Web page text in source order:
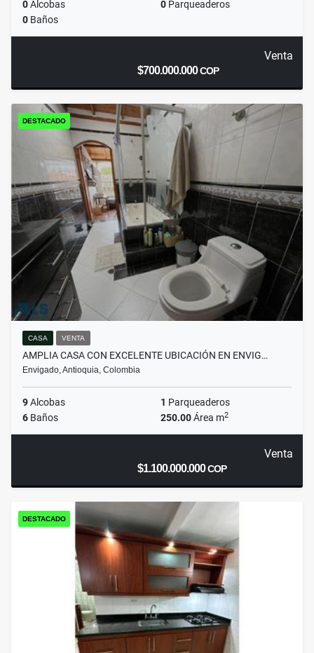
0Alcobas 0 Parqueaderos
0 Baños
Venta
$700.000.000COP
DESTACADO
CASA VENTA
AMPLIA CASA CON EXCELENTE UBICACIÓN EN ENVIG…
Envigado, Antioquia, Colombia
9Alcobas 1 Parqueaderos
6 Baños 250.00Área m2
Venta
$1.100.000.000COP
DESTACADO